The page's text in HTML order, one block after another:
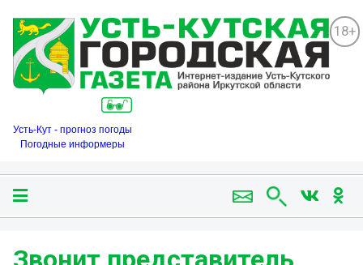
18+
Усть-Кут - прогноз погоды
Погодные информеры